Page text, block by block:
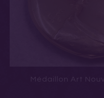
Médaillon Art